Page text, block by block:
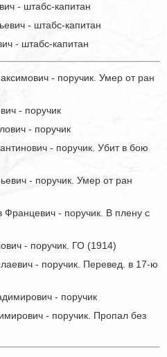
- штабс-капитан
- штабс-капитан
- штабс-капитан
- поручик. Умер от ран
- поручик
- поручик
- поручик. Убит в бою
- поручик. Умер от ран
Францевич - поручик. В плену с
- поручик. ГО (1914)
- поручик. Перевед. в 17-ю
- поручик
- поручик. Пропал без